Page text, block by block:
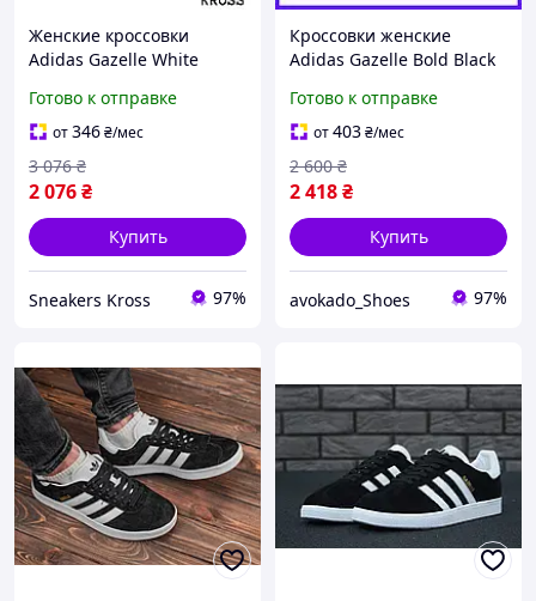
Женские кроссовки
Adidas Gazelle White
Газели, Adidas originals
gazelle
Готово к отправке
от346₴/мес
2 076₴
3 076 ₴
Купить
Sneakers Kross 97%
Кроссовки женские
Adidas Gazelle Bold Black
Газелы болд черные
Готово к отправке
от403₴/мес
2 418₴
2 600 ₴
Купить
avokado_Shoes 97%